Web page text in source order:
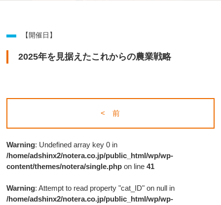
【開催日】
2025年を見据えたこれからの農業戦略
< 前
Warning: Undefined array key 0 in
/home/adshinx2/notera.co.jp/public_html/wp/wp-
content/themes/notera/single.php on line41
Warning: Attempt to read property "cat_ID" on null in
/home/adshinx2/notera.co.jp/public_html/wp/wp-